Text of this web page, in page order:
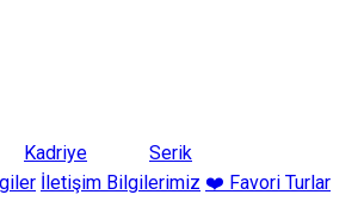
Kadriye
Serik
İletişim Bilgilerimiz ❤️ Favori Turlar